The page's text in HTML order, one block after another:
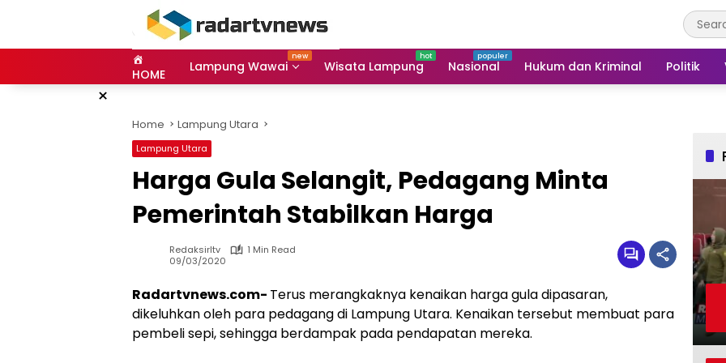
HOME Lampung Wawai Wisata Lampung Nasional Hukum dan Kriminal Politik
×
Home Lampung Utara
Lampung Utara
Harga Gula Selangit, Pedagang Minta
Pemerintah Stabilkan Harga
Redaksirltv
1 Min Read
09/03/2020
Radartvnews.com- Terus merangkaknya kenaikan harga gula dipasaran,
dikeluhkan oleh para pedagang di Lampung Utara. Kenaikan tersebut membuat para
pembeli sepi, sehingga berdampak pada pendapatan mereka.